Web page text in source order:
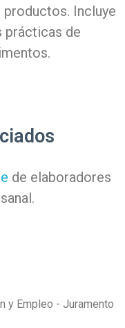
Incluye
prácticas de
de elaboradores
y Empleo - Juramento